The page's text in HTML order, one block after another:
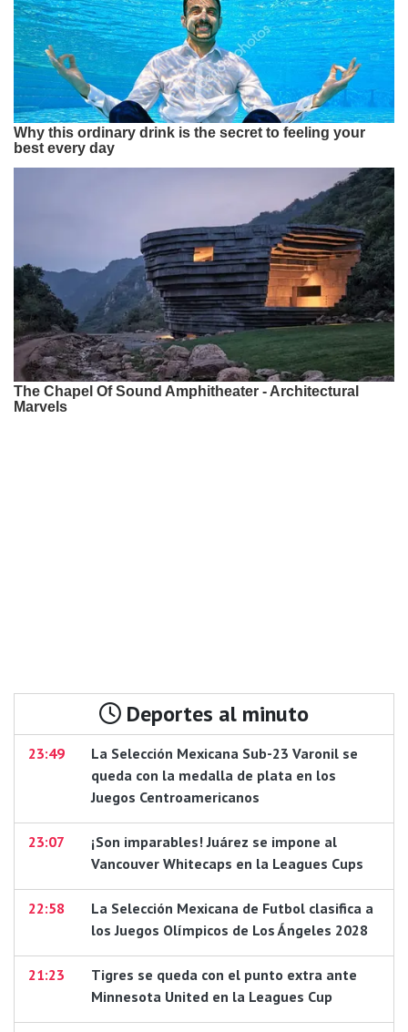
Deportes al minuto
23:49
La Selección Mexicana Sub-23 Varonil se
queda con la medalla de plata en los
Juegos Centroamericanos
23:07
¡Son imparables! Juárez se impone al
Vancouver Whitecaps en la Leagues Cups
22:58
La Selección Mexicana de Futbol clasifica a
los Juegos Olímpicos de Los Ángeles 2028
21:23
Tigres se queda con el punto extra ante
Minnesota United en la Leagues Cup